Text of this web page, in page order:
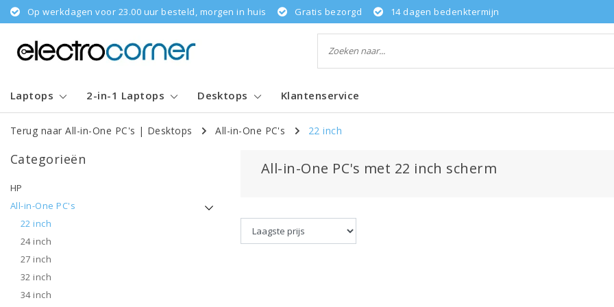
Op werkdagen voor 23.00 uur besteld, morgen in huis Gratis bezorgd 14 dagen bedenktermijn
Laptops 2-in-1 Laptops Desktops Klantenservice
Terug naar All-in-One PC's | Desktops All-in-One PC's 22 inch
Categorieën
HP
All-in-One PC's
22 inch
24 inch
27 inch
32 inch
34 inch
All-in-One PC's met 22 inch scherm